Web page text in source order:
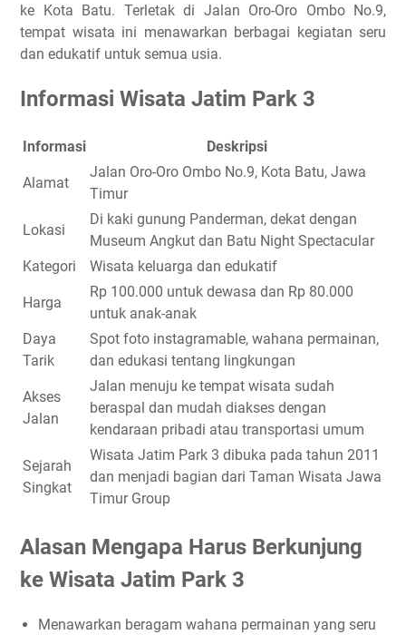
ke Kota Batu. Terletak di Jalan Oro-Oro Ombo No.9,
tempat wisata ini menawarkan berbagai kegiatan seru
dan edukatif untuk semua usia.
Informasi Wisata Jatim Park 3
Informasi Deskripsi
Alamat
Jalan Oro-Oro Ombo No.9, Kota Batu, Jawa
Timur
Lokasi
Di kaki gunung Panderman, dekat dengan
Museum Angkut dan Batu Night Spectacular
Kategori
Wisata keluarga dan edukatif
Harga
Rp 100.000 untuk dewasa dan Rp 80.000
untuk anak-anak
Daya
Tarik
Spot foto instagramable, wahana permainan,
dan edukasi tentang lingkungan
Akses
Jalan
Jalan menuju ke tempat wisata sudah
beraspal dan mudah diakses dengan
kendaraan pribadi atau transportasi umum
Sejarah
Singkat
Wisata Jatim Park 3 dibuka pada tahun 2011
dan menjadi bagian dari Taman Wisata Jawa
Timur Group
Alasan Mengapa Harus Berkunjung
ke Wisata Jatim Park 3
Menawarkan beragam wahana permainan yang seru